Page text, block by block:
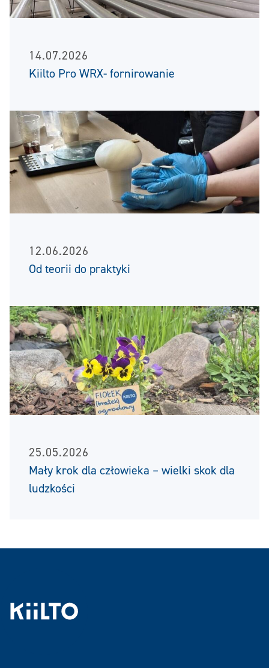
14.07.2026
Kiilto Pro WRX- fornirowanie
12.06.2026
Od teorii do praktyki
25.05.2026
Mały krok dla człowieka – wielki skok dla
ludzkości